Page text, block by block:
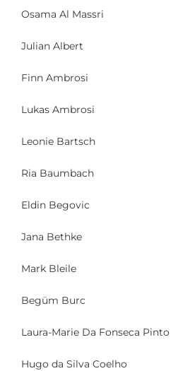
Osama Al Massri
Julian Albert
Finn Ambrosi
Lukas Ambrosi
Leonie Bartsch
Ria Baumbach
Eldin Begovic
Jana Bethke
Mark Bleile
Begüm Burc
Laura-Marie Da Fonseca Pinto
Hugo da Silva Coelho